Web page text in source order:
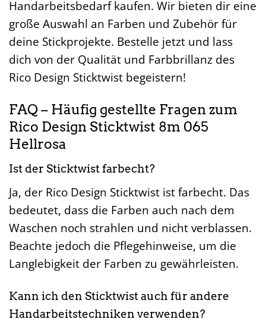
Handarbeitsbedarf kaufen. Wir bieten dir eine
große Auswahl an Farben und Zubehör für
deine Stickprojekte. Bestelle jetzt und lass
dich von der Qualität und Farbbrillanz des
Rico Design Sticktwist begeistern!
FAQ – Häufig gestellte Fragen zum
Rico Design Sticktwist 8m 065
Hellrosa
Ist der Sticktwist farbecht?
Ja, der Rico Design Sticktwist ist farbecht. Das
bedeutet, dass die Farben auch nach dem
Waschen noch strahlen und nicht verblassen.
Beachte jedoch die Pflegehinweise, um die
Langlebigkeit der Farben zu gewährleisten.
Kann ich den Sticktwist auch für andere
Handarbeitstechniken verwenden?